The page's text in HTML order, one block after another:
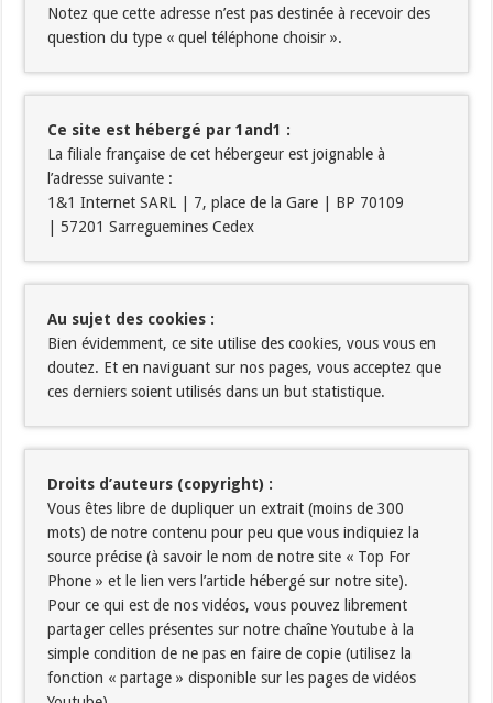
Notez que cette adresse n’est pas destinée à recevoir des
question du type « quel téléphone choisir ».
Ce site est hébergé par 1and1 :
La filiale française de cet hébergeur est joignable à
l’adresse suivante :
1&1 Internet SARL | 7, place de la Gare | BP 70109
| 57201 Sarreguemines Cedex
Au sujet des cookies :
Bien évidemment, ce site utilise des cookies, vous vous en
doutez. Et en naviguant sur nos pages, vous acceptez que
ces derniers soient utilisés dans un but statistique.
Droits d’auteurs (copyright) :
Vous êtes libre de dupliquer un extrait (moins de 300
mots) de notre contenu pour peu que vous indiquiez la
source précise (à savoir le nom de notre site « Top For
Phone » et le lien vers l’article hébergé sur notre site).
Pour ce qui est de nos vidéos, vous pouvez librement
partager celles présentes sur notre chaîne Youtube à la
simple condition de ne pas en faire de copie (utilisez la
fonction « partage » disponible sur les pages de vidéos